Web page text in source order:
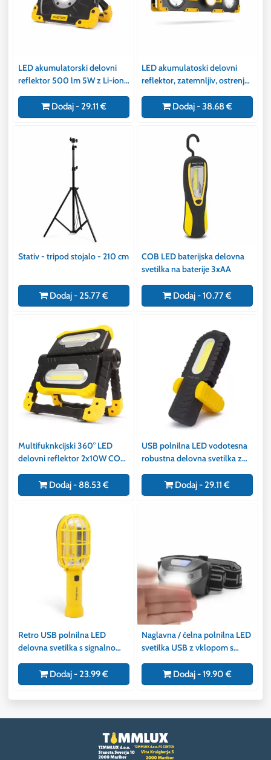
LED akumulatorski delovni
reflektor 500 lm 5W z Li-ion
Dodaj - 29.11 €
LED akumulatoski delovni
reflektor, zatemnljiv, ostrenje
Dodaj - 38.68 €
Stativ - tripod stojalo - 210 cm
Dodaj - 25.77 €
COB LED baterijska delovna
svetilka na baterije 3xAA
Dodaj - 10.77 €
Multifuknkcijski 360° LED
delovni reflektor 2x10W COB
powerbnk funkcijo
Dodaj - 88.53 €
USB polnilna LED vodotesna
robustna delovna svetilka z
Dodaj - 29.11 €
Retro USB polnilna LED
delovna svetilka s signalno
Dodaj - 23.99 €
Naglavna / čelna polnilna LED
svetilka USB z vklopom s
delovanjaDodaj - 19.90 €